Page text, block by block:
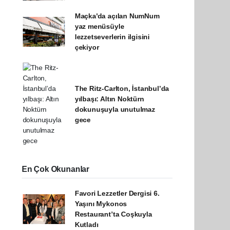
Maçka'da açılan NumNum
yaz menüsüyle
lezzetseverlerin ilgisini
çekiyor
The Ritz-Carlton, İstanbul’da
yılbaşı: Altın Noktürn
dokunuşuyla unutulmaz
gece
En Çok Okunanlar
Favori Lezzetler Dergisi 6.
Yaşını Mykonos
Restaurant’ta Coşkuyla
Kutladı